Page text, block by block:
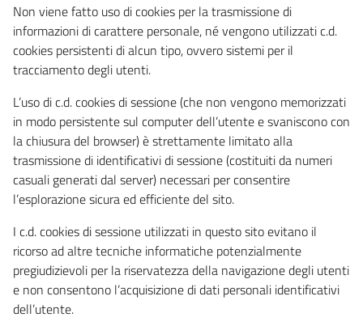
Non viene fatto uso di cookies per la trasmissione di
informazioni di carattere personale, né vengono utilizzati c.d.
cookies persistenti di alcun tipo, ovvero sistemi per il
tracciamento degli utenti.
L’uso di c.d. cookies di sessione (che non vengono memorizzati
in modo persistente sul computer dell’utente e svaniscono con
la chiusura del browser) è strettamente limitato alla
trasmissione di identificativi di sessione (costituiti da numeri
casuali generati dal server) necessari per consentire
l’esplorazione sicura ed efficiente del sito.
I c.d. cookies di sessione utilizzati in questo sito evitano il
ricorso ad altre tecniche informatiche potenzialmente
pregiudizievoli per la riservatezza della navigazione degli utenti
e non consentono l’acquisizione di dati personali identificativi
dell’utente.